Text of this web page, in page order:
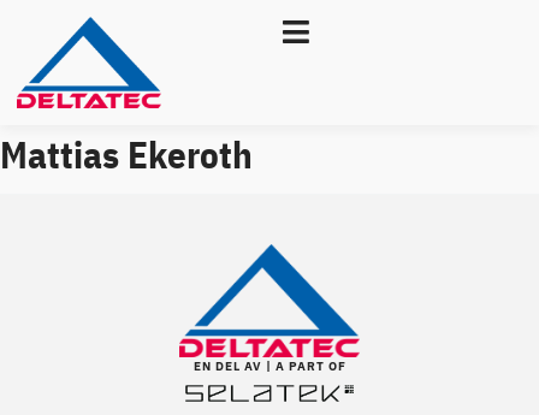
Mattias Ekeroth
EN DEL AV | A PART OF